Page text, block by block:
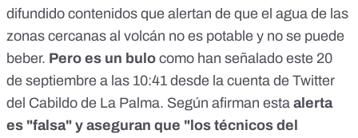
difundido contenidos que alertan de que el agua de las
zonas cercanas al volcán no es potable y no se puede
beber. Pero es un bulo como han señalado este 20
de septiembre a las 10:41 desde la cuenta de Twitter
del Cabildo de La Palma. Según afirman esta alerta
es "falsa" y aseguran que "los técnicos del